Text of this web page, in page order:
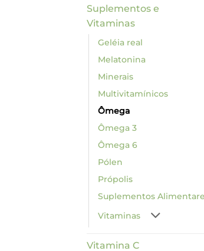
Suplementos e
Vitaminas
Geléia real
Melatonina
Minerais
Multivitamínicos
Ômega
Ômega 3
Ômega 6
Pólen
Própolis
Suplementos
Vitaminas
Vitamina C